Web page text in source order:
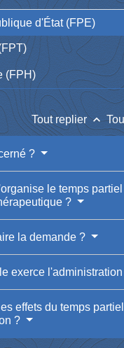
d'État (FPE)
(FPH)
Tout replierkeyboard_arrow_up
?
le temps partiel
?
la demande ?
exerce
effets du temps
?